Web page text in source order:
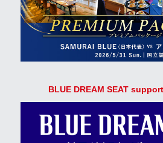
BLUE DREAM SEAT